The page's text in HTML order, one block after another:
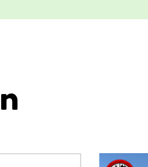
Tab-Taste oder wische, um